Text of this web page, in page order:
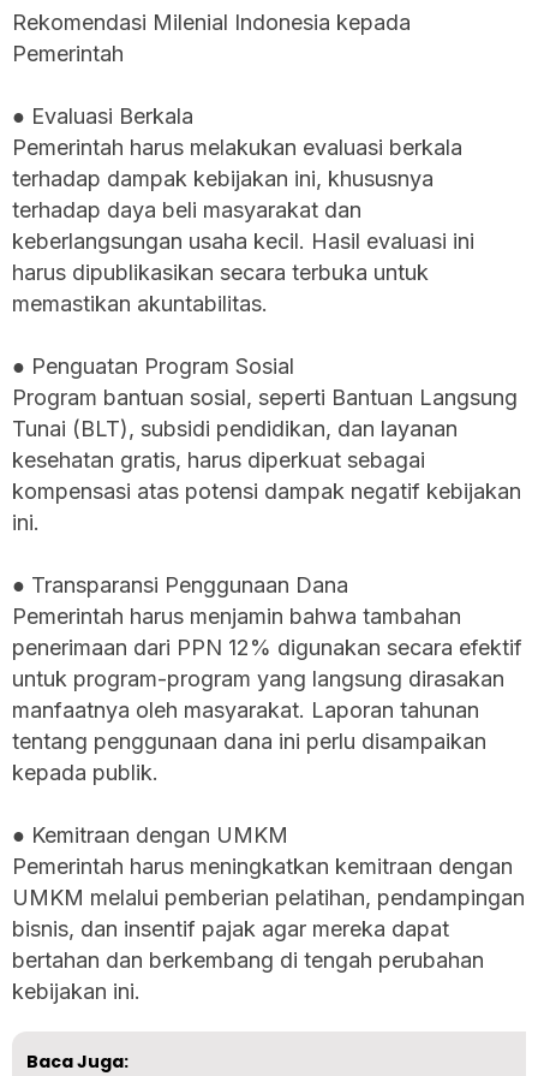
Rekomendasi Milenial Indonesia kepada
Pemerintah
● Evaluasi Berkala
Pemerintah harus melakukan evaluasi berkala
terhadap dampak kebijakan ini, khususnya
terhadap daya beli masyarakat dan
keberlangsungan usaha kecil. Hasil evaluasi ini
harus dipublikasikan secara terbuka untuk
memastikan akuntabilitas.
● Penguatan Program Sosial
Program bantuan sosial, seperti Bantuan Langsung
Tunai (BLT), subsidi pendidikan, dan layanan
kesehatan gratis, harus diperkuat sebagai
kompensasi atas potensi dampak negatif kebijakan
ini.
● Transparansi Penggunaan Dana
Pemerintah harus menjamin bahwa tambahan
penerimaan dari PPN 12% digunakan secara efektif
untuk program-program yang langsung dirasakan
manfaatnya oleh masyarakat. Laporan tahunan
tentang penggunaan dana ini perlu disampaikan
kepada publik.
● Kemitraan dengan UMKM
Pemerintah harus meningkatkan kemitraan dengan
UMKM melalui pemberian pelatihan, pendampingan
bisnis, dan insentif pajak agar mereka dapat
bertahan dan berkembang di tengah perubahan
kebijakan ini.
Baca Juga: